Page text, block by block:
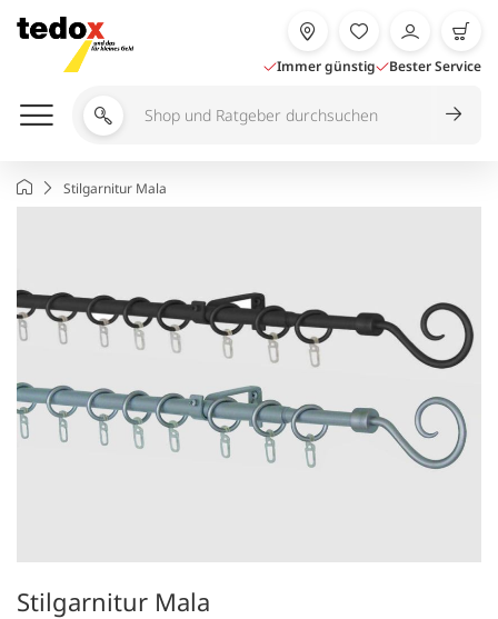
Inhalt
springen
Immer günstig Bester Service
Shop
durchsuchen
StartseiteStilgarnitur Mala
Stilgarnitur Mala